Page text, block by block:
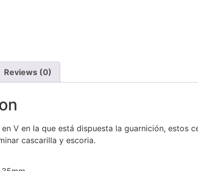
Reviews (0)
V en la que está dispuesta la guarnición,
cascarilla y escoria.